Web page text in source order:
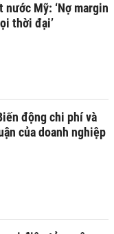
nước Mỹ: ‘Nợ margin
thời đại’
động chi phí và
của doanh nghiệp